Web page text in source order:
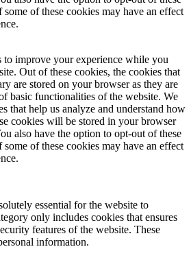
of these cookies may have an effect
to improve your experience while you
Out of these cookies, the cookies that
are stored on your browser as they are
basic functionalities of the website. We
that help us analyze and understand how
cookies will be stored in your browser
also have the option to opt-out of these
of these cookies may have an effect
essential for the website to
only includes cookies that ensures
features of the website. These
information.